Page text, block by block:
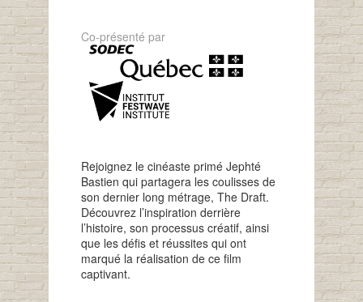
Co-présenté par
Rejoignez le cinéaste primé Jephté
Bastien qui partagera les coulisses de
son dernier long métrage, The Draft.
Découvrez l’inspiration derrière
l’histoire, son processus créatif, ainsi
que les défis et réussites qui ont
marqué la réalisation de ce film
captivant.